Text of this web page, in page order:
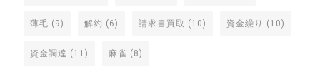
薄毛 (9) 解約 (6) 請求書買取 (10) 資金繰り (10)
資金調達 (11) 麻雀 (8)